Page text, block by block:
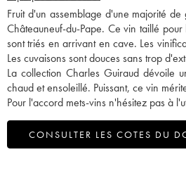
Fruit d'un assemblage d'une majorité
Châteauneuf-du-Pape. Ce vin taillé
sont triés en arrivant en cave. Les
Les cuvaisons sont douces sans trop
La collection Charles Guiraud dévoile
chaud et ensoleillé. Puissant, ce vin
Pour l'accord mets-vins n'hésitez pas à
CONSULTER LES COTES DU